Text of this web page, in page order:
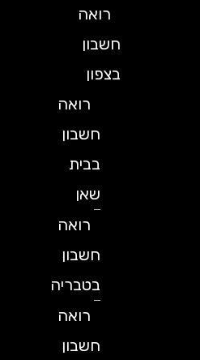
רואה
חשבון
בצפון
רואה
חשבון
בבית
רואה
חשבון
בטבריה
רואה
חשבון